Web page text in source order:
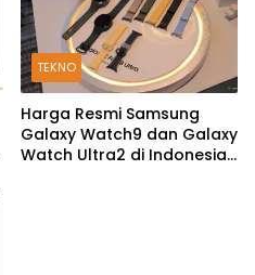
TEKNO
Harga Resmi Samsung
Galaxy Watch9 dan Galaxy
Watch Ultra2 di Indonesia,